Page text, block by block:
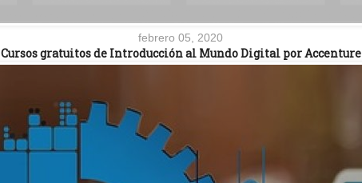
febrero 05, 2020
Cursos gratuitos de Introducción al Mundo Digital por Accenture